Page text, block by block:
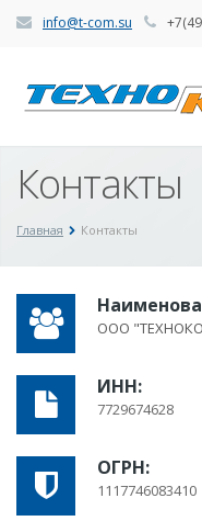
info@t-com.su
Контакты
Главная Контакты
ООО
ИНН:
7729674628
ОГРН:
1117746083410